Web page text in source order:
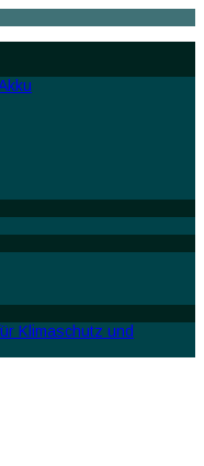
Klimaschutz und